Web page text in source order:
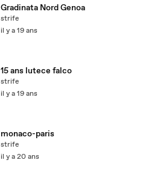
Gradinata Nord Genoa
strife
il y a 19 ans
15 ans lutece falco
strife
il y a 19 ans
monaco-paris
strife
il y a 20 ans